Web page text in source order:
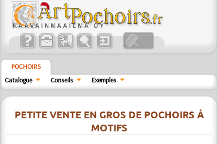
POCHOIRS
Catalogue
Conseils Exemples
PETITE VENTE EN GROS DE POCHOIRS À
MOTIFS